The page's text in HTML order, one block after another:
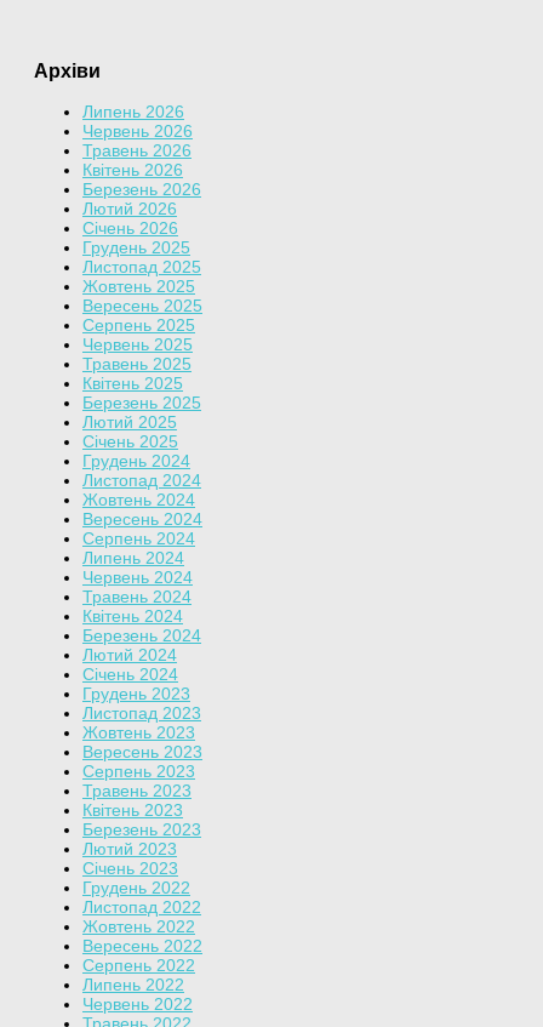
Архіви
Липень 2026
Червень 2026
Травень 2026
Квітень 2026
Березень 2026
Лютий 2026
Січень 2026
Грудень 2025
Листопад 2025
Жовтень 2025
Вересень 2025
Серпень 2025
Червень 2025
Травень 2025
Квітень 2025
Березень 2025
Лютий 2025
Січень 2025
Грудень 2024
Листопад 2024
Жовтень 2024
Вересень 2024
Серпень 2024
Липень 2024
Червень 2024
Травень 2024
Квітень 2024
Березень 2024
Лютий 2024
Січень 2024
Грудень 2023
Листопад 2023
Жовтень 2023
Вересень 2023
Серпень 2023
Травень 2023
Квітень 2023
Березень 2023
Лютий 2023
Січень 2023
Грудень 2022
Листопад 2022
Жовтень 2022
Вересень 2022
Серпень 2022
Липень 2022
Червень 2022